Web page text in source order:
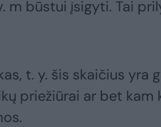
m būstui įsigyti. Tai
t. y. šis skaičius yra
priežiūrai ar bet